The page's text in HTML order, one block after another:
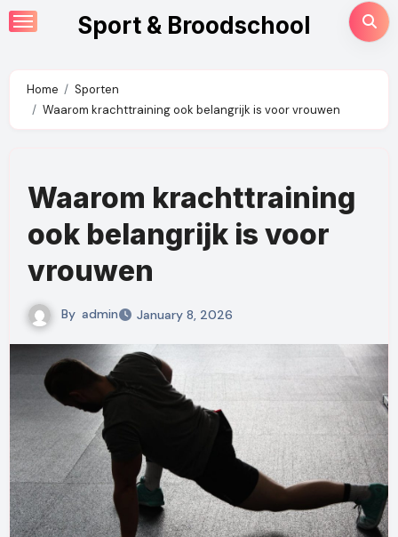
Skip
to
Sport & Broodschool
Home
Sporten
Waarom krachttraining ook belangrijk is voor vrouwen
Waarom krachttraining
ook belangrijk is voor
vrouwen
By admin January 8, 2026